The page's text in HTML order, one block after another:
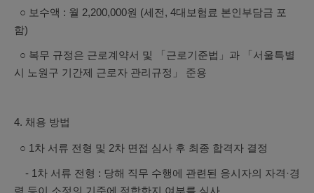
○ 보수액 : 월 2,200,000원 (세전, 4대보험료 본인부담금 포
함)
○ 복무 규정은 근로계약서 및 「근로기준법」과 「서울특별
시 노원구 기간제 근로자 관리규정」 준용
4. 채용 방법
○ 1차 서류 전형 및 2차 면접 심사 후 최종 합격자 결정
- 1차 서류 전형 : 당해 직무 수행에 관련된 응시자의 자격·경
력 등이 소정의 기준에 적합한지 여부를 심사